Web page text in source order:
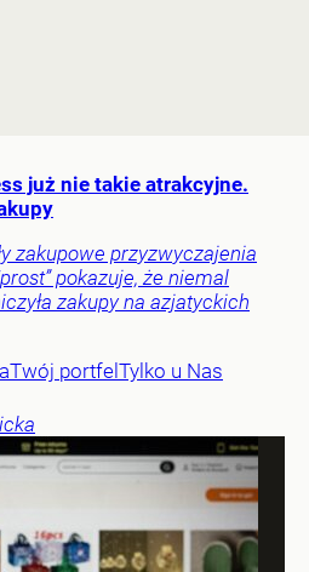
już nie takie atrakcyjne.
zakupowe przyzwyczajenia
pokazuje, że niemal
zakupy na azjatyckich
Twój portfelTylko u Nas